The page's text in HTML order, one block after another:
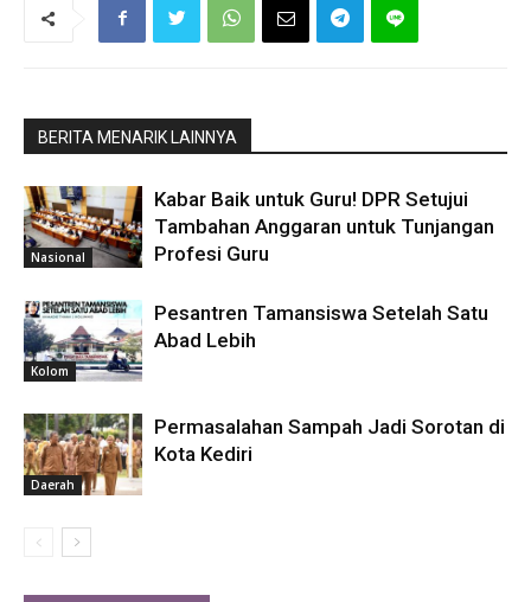
BERITA MENARIK LAINNYA
Nasional
Kabar Baik untuk Guru! DPR Setujui
Tambahan Anggaran untuk Tunjangan
Profesi Guru
Kolom
Pesantren Tamansiswa Setelah Satu
Abad Lebih
Daerah
Permasalahan Sampah Jadi Sorotan di
Kota Kediri